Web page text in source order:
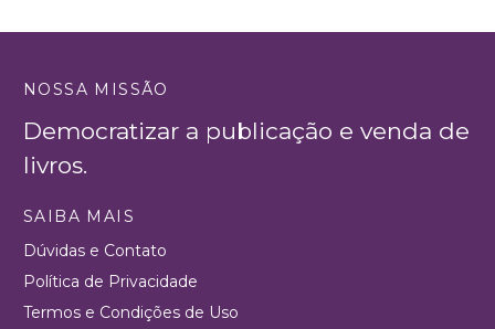
NOSSA MISSÃO
Democratizar a publicação e venda de
livros.
SAIBA MAIS
Dúvidas e Contato
Política de Privacidade
Termos e Condições de Uso